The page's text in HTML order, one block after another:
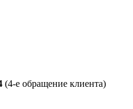
(4-е обращение клиента)